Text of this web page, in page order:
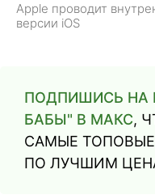
Apple проводит
версии iOS
ПОДПИШИСЬ НА
БАБЫ" В МАКС,
САМЫЕ ТОПОВЫЕ
ПО ЛУЧШИМ